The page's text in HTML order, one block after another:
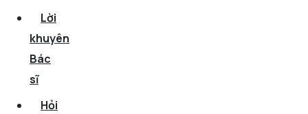
Lời
khuyên
Bác
sĩ
Hỏi